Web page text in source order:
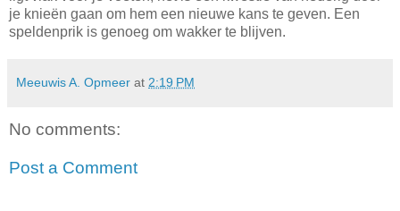
je knieën gaan om hem een nieuwe kans te geven. Een
speldenprik is genoeg om wakker te blijven.
Meeuwis A. Opmeer at 2:19 PM
No comments:
Post a Comment